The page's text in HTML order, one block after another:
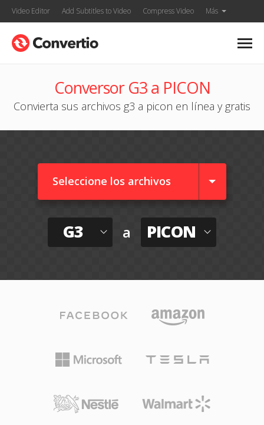
Video Editor Add Subtitles to Video Compress Video Más
Conversor G3 a PICON
Convierta sus archivos g3 a picon en línea y gratis
Seleccione los archivos
G3 a PICON